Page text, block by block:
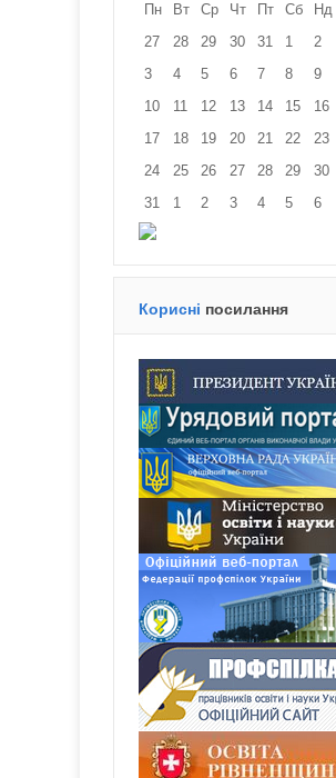
Пн
Вт Ср Чт Пт Сб
Нд
27
28 29 30 31 1
2
3
4 5 6 7 8
9
10
11 12 13 14 15
16
17
18 19 20 21 22
23
24
25 26 27 28 29
30
31
1 2 3 4 5 6
Корисні посилання